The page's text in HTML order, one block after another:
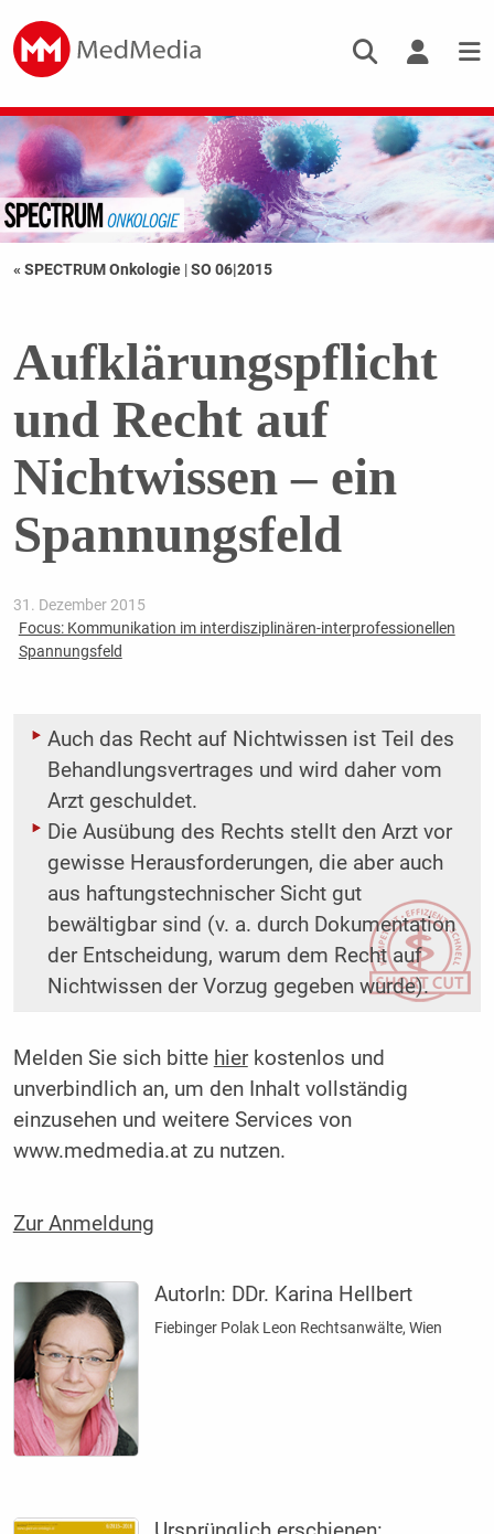
« SPECTRUM Onkologie |SO 06|2015
Aufklärungspflicht
und Recht auf
Nichtwissen – ein
Spannungsfeld
31. Dezember 2015
Focus: Kommunikation im interdisziplinären-interprofessionellen
Spannungsfeld
Auch das Recht auf Nichtwissen ist Teil des
Behandlungsvertrages und wird daher vom
Arzt geschuldet.
Die Ausübung des Rechts stellt den Arzt vor
gewisse Herausforderungen, die aber auch
aus haftungstechnischer Sicht gut
bewältigbar sind (v. a. durch Dokumentation
der Entscheidung, warum dem Recht auf
Nichtwissen der Vorzug gegeben wurde).
Melden Sie sich bitte hierkostenlos und
unverbindlich an, um den Inhalt vollständig
einzusehen und weitere Services von
www.medmedia.at zu nutzen.
Zur Anmeldung
AutorIn: DDr. Karina Hellbert
Fiebinger Polak Leon Rechtsanwälte, Wien